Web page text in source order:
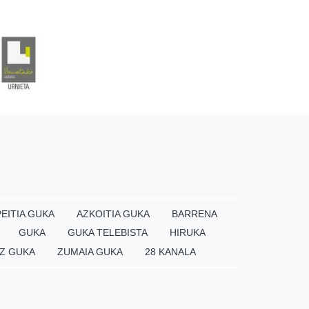
GUKA AZKOITIA GUKA
BARRENA
GUKA
GUKA TELEBISTA
HIRUKA
GUKA
ZUMAIA GUKA 28 KANALA